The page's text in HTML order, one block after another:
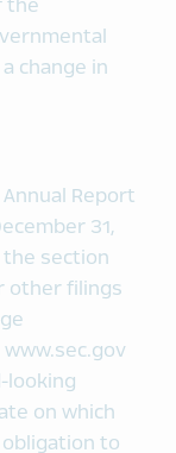
the
change in
Report
31,
the section
other filings
www.sec.gov
looking
on which
obligation to